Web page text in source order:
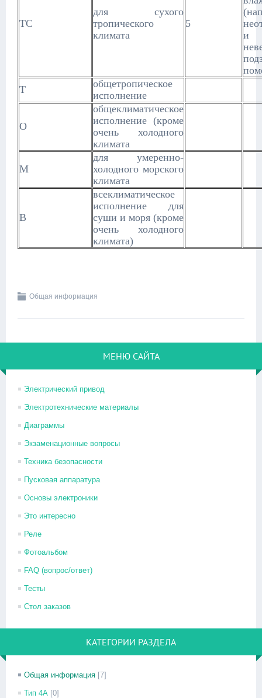
ТС
для сухого
тропического
климата
5
и
Т
общетропическое
исполнение
О
общеклиматическое
исполнение (кроме
очень холодного
климата
М
для умеренно-
холодного морского
климата
В
всеклиматическое
исполнение для
суши и моря (кроме
очень холодного
климата)
Общая информация
МЕНЮ САЙТА
Электрический привод
Электротехнические материалы
Диаграммы
Экзаменационные вопросы
Техника безопасности
Пусковая аппаратура
Основы электроники
Это интересно
Реле
Фотоальбом
FAQ (вопрос/ответ)
Тесты
Стол заказов
КАТЕГОРИИ РАЗДЕЛА
Общая информация [7]
Тип 4А [0]